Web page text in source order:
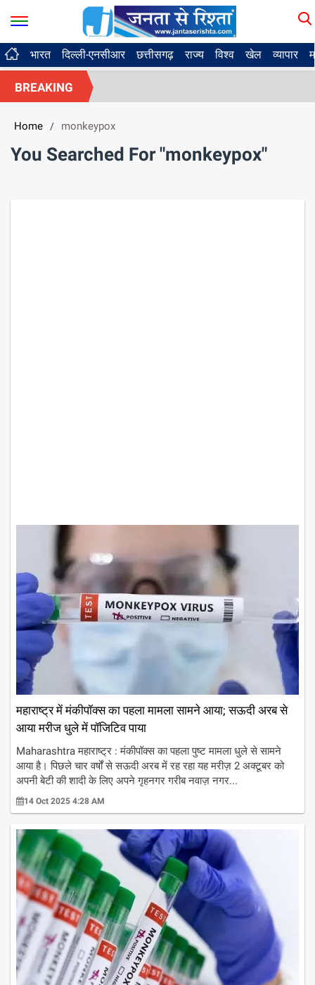
भारत दिल्ली-एनसीआर छत्तीसगढ़ राज्य विश्व खेल व्यापार
BREAKING
Home / monkeypox
You Searched For "monkeypox"
महाराष्ट्र में मंकीपॉक्स का पहला मामला सामने आया; सऊदी अरब से
आया मरीज धुले में पॉजिटिव पाया
Maharashtra महाराष्ट्र : मंकीपॉक्स का पहला पुष्ट मामला धुले से सामने
आया है। पिछले चार वर्षों से सऊदी अरब में रह रहा यह मरीज़ 2 अक्टूबर को
अपनी बेटी की शादी के लिए अपने गृहनगर गरीब नवाज़ नगर...
14 Oct 2025 4:28 AM